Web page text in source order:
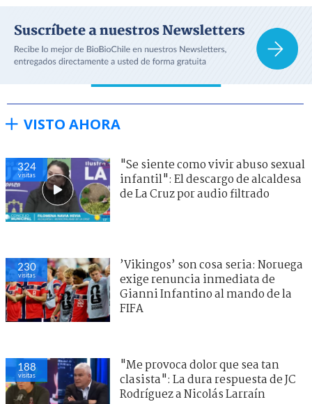
VISTO AHORA
324
visitas
"Se siente como vivir abuso sexual
infantil": El descargo de alcaldesa
de La Cruz por audio filtrado
230
visitas
’Vikingos’ son cosa seria: Noruega
exige renuncia inmediata de
Gianni Infantino al mando de la
FIFA
188
visitas
"Me provoca dolor que sea tan
clasista": La dura respuesta de JC
Rodríguez a Nicolás Larraín